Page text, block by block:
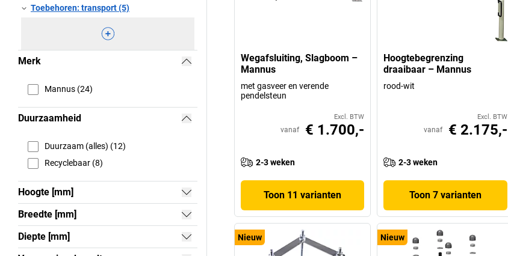
Toebehoren: transport (5)
Merk
Mannus (24)
Duurzaamheid
Duurzaam (alles) (12)
Recyclebaar (8)
Hoogte [mm]
Breedte [mm]
Diepte [mm]
Wegafsluiting, Slagboom –
Mannus
met gasveer en verende
pendelsteun
Excl. BTW
vanaf € 1.700,-
2-3 weken
Toon 11 varianten
Hoogtebegrenzing
draaibaar – Mannus
rood-wit
Excl. BTW
vanaf € 2.175,-
2-3 weken
Toon 7 varianten
Nieuw Nieuw